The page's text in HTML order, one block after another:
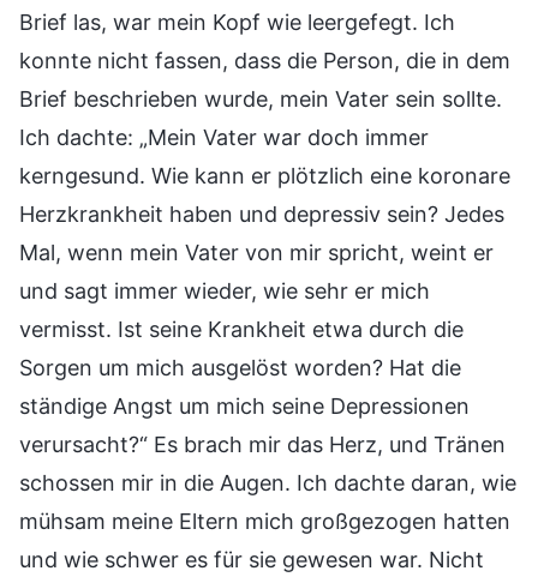
Brief las, war mein Kopf wie leergefegt. Ich
konnte nicht fassen, dass die Person, die in dem
Brief beschrieben wurde, mein Vater sein sollte.
Ich dachte: „Mein Vater war doch immer
kerngesund. Wie kann er plötzlich eine koronare
Herzkrankheit haben und depressiv sein? Jedes
Mal, wenn mein Vater von mir spricht, weint er
und sagt immer wieder, wie sehr er mich
vermisst. Ist seine Krankheit etwa durch die
Sorgen um mich ausgelöst worden? Hat die
ständige Angst um mich seine Depressionen
verursacht?“ Es brach mir das Herz, und Tränen
schossen mir in die Augen. Ich dachte daran, wie
mühsam meine Eltern mich großgezogen hatten
und wie schwer es für sie gewesen war. Nicht